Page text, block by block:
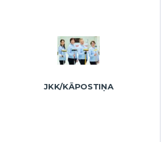
JKK/KĀPOSTIŅA